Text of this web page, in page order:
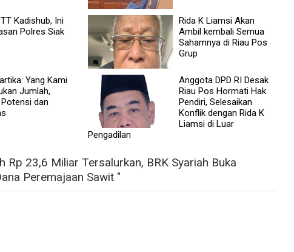
Kadishub, Ini
Polres Siak
Rida K Liamsi Akan
Ambil kembali Semua
Sahamnya di Riau Pos
Grup
Yang Kami
Jumlah,
dan
Anggota DPD RI Desak
Riau Pos Hormati Hak
Pendiri, Selesaikan
Konflik dengan Rida K
Liamsi di Luar
Pengadilan
Rp 23,6 Miliar Tersalurkan, BRK Syariah Buka
Peremajaan Sawit "